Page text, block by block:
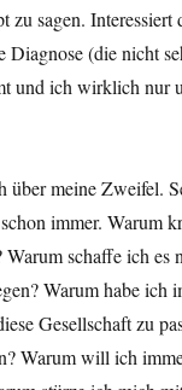
zu sagen. Interessiert
Diagnose (die nicht
und ich wirklich nur
über meine Zweifel.
immer. Warum
schaffe ich es
Warum habe ich
Gesellschaft zu
Warum will ich